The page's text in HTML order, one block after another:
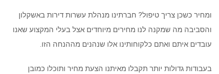
ומחיר כשכן צריך טיפול? חברתינו מנהלת עשרות דירות באשקלון
והסביבה מה שמקנה לנו מחירים מיוחדים אצל בעלי המקצוע שאנו
עובדים איתם ואתם כלקוחותינו אלו שנהנים מההנחה הזו.
בעבודות גדולות יותר תקבלו מאיתנו הצעת מחיר ותוכלו כמובן